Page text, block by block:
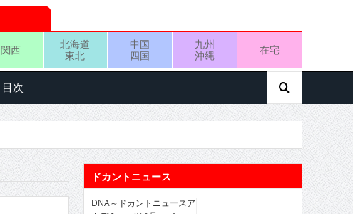
関西
北海道
東北
中国
四国
九州
沖縄
在宅
目次
ドカントニュース
DNA～ドカントニュースア